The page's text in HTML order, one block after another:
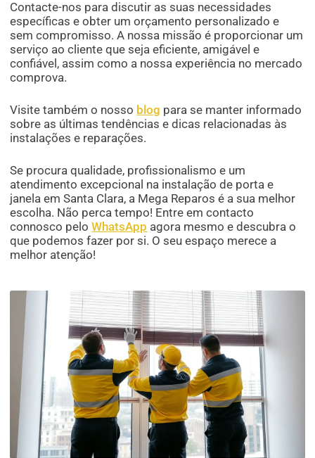
Contacte-nos para discutir as suas necessidades
específicas e obter um orçamento personalizado e
sem compromisso. A nossa missão é proporcionar um
serviço ao cliente que seja eficiente, amigável e
confiável, assim como a nossa experiência no mercado
comprova.
Visite também o nosso blog para se manter informado
sobre as últimas tendências e dicas relacionadas às
instalações e reparações.
Se procura qualidade, profissionalismo e um
atendimento excepcional na instalação de porta e
janela em Santa Clara, a Mega Reparos é a sua melhor
escolha. Não perca tempo! Entre em contacto
connosco peloWhatsApp agora mesmo e descubra o
que podemos fazer por si. O seu espaço merece a
melhor atenção!